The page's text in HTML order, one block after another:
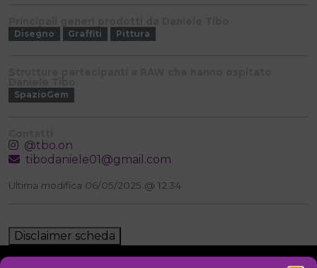
Disegno Graffiti Pittura
SpazioGem
@tbo.on
tibodaniele01@gmail.com
Ultima modifica 06/05/2025 @ 12:34
Disclaimer scheda